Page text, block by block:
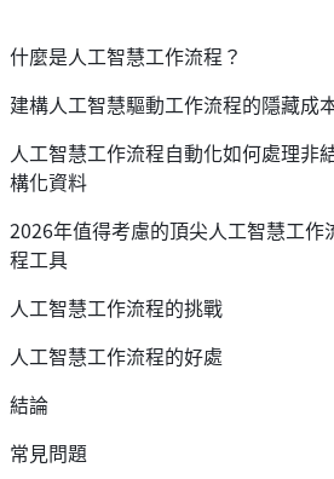
什麼是人工智慧工作流程？
建構人工智慧驅動工作流程的隱藏成
人工智慧工作流程自動化如何處理非
構化資料
2026年值得考慮的頂尖人工智慧工作
程工具
人工智慧工作流程的挑戰
人工智慧工作流程的好處
結論
常見問題